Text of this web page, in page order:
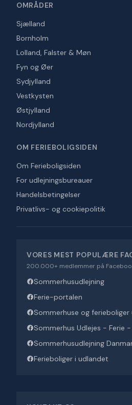
OMRÅDER
Sjælland
Bornholm
Lolland, Falster & Møn
Fyn og Øer
Sydjylland
Vestkysten
Østjylland
Nordjylland
OM FERIEBOLIGSIDEN
Om Ferieboligsiden
For udlejningsbureauer
Handelsbetingelser
Privatlivs- og cookiepolitik
VORES MEST POPULÆRE
200.000+ medlemmer på
Sommerhusudlejning
Ferie-portalen
Sommerhuse og ferieboliger
Sommerhus Udlejes - Ferie -
Sommerhusudlejning
Ferieboliger i udlandet